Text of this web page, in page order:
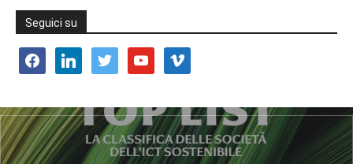
Seguici su
facebooklinkedin twitter youtube vimeo